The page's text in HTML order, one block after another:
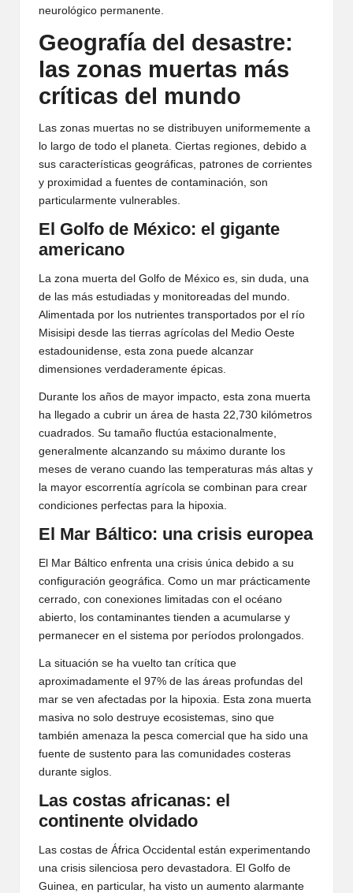
neurológico permanente.
Geografía del desastre:
las zonas muertas más
críticas del mundo
Las zonas muertas no se distribuyen uniformemente a
lo largo de todo el planeta. Ciertas regiones, debido a
sus características geográficas, patrones de corrientes
y proximidad a fuentes de contaminación, son
particularmente vulnerables.
El Golfo de México: el gigante
americano
La zona muerta del Golfo de México es, sin duda, una
de las más estudiadas y monitoreadas del mundo.
Alimentada por los nutrientes transportados por el río
Misisipi desde las tierras agrícolas del Medio Oeste
estadounidense, esta zona puede alcanzar
dimensiones verdaderamente épicas.
Durante los años de mayor impacto, esta zona muerta
ha llegado a cubrir un área de hasta 22,730 kilómetros
cuadrados. Su tamaño fluctúa estacionalmente,
generalmente alcanzando su máximo durante los
meses de verano cuando las temperaturas más altas y
la mayor escorrentía agrícola se combinan para crear
condiciones perfectas para la hipoxia.
El Mar Báltico: una crisis europea
El Mar Báltico enfrenta una crisis única debido a su
configuración geográfica. Como un mar prácticamente
cerrado, con conexiones limitadas con el océano
abierto, los contaminantes tienden a acumularse y
permanecer en el sistema por períodos prolongados.
La situación se ha vuelto tan crítica que
aproximadamente el 97% de las áreas profundas del
mar se ven afectadas por la hipoxia. Esta zona muerta
masiva no solo destruye ecosistemas, sino que
también amenaza la pesca comercial que ha sido una
fuente de sustento para las comunidades costeras
durante siglos.
Las costas africanas: el
continente olvidado
Las costas de África Occidental están experimentando
una crisis silenciosa pero devastadora. El Golfo de
Guinea, en particular, ha visto un aumento alarmante